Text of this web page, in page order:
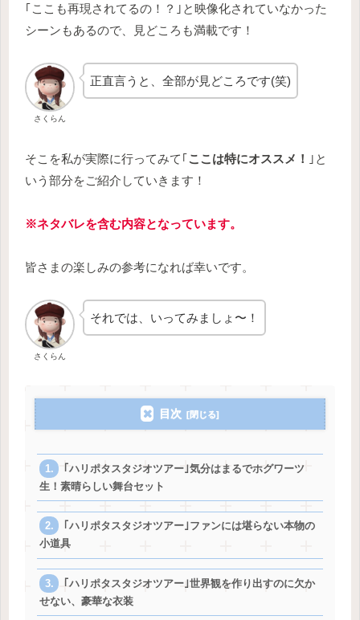
｢ここも再現されてるの！？｣と映像化されていなかった
シーンもあるので、見どころも満載です！
さくらん
正直言うと、全部が見どころです(笑)
そこを私が実際に行ってみて｢ここは特にオススメ！ ｣と
いう部分をご紹介していきます！
※ネタバレを含む内容となっています。
皆さまの楽しみの参考になれば幸いです。
さくらん
それでは、いってみましょ〜！
目次
｢ハリポタスタジオツアー｣気分はまるでホグワーツ
生！素晴らしい舞台セット
｢ハリポタスタジオツアー｣ファンには堪らない本物の
小道具
｢ハリポタスタジオツアー｣世界観を作り出すのに欠か
せない、豪華な衣装